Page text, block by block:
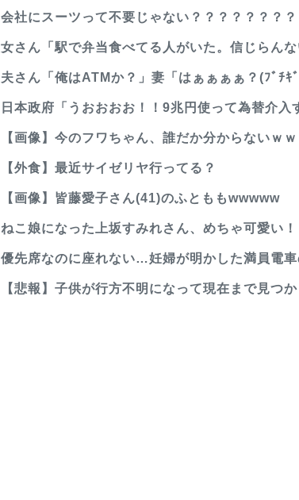
会社にスーツって不要じゃない？？？？？？？？
女さん「駅で弁当食べてる人がいた。信じらん
夫さん「俺はATMか？」妻「はぁぁぁぁ？(ﾌﾞﾁ
日本政府「うおおおお！！9兆円使って為替介
【画像】今のフワちゃん、誰だか分からないｗ
【外食】最近サイゼリヤ行ってる？
【画像】皆藤愛子さん(41)のふとももwwwww
ねこ娘になった上坂すみれさん、めちゃ可愛い！
優先席なのに座れない…妊婦が明かした満員電車
【悲報】子供が行方不明になって現在まで見つ